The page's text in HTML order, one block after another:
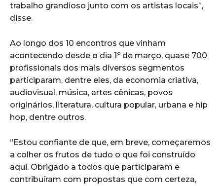
trabalho grandioso junto com os artistas locais”,
disse.
Ao longo dos 10 encontros que vinham
acontecendo desde o dia 1º de março, quase 700
profissionais dos mais diversos segmentos
participaram, dentre eles, da economia criativa,
audiovisual, música, artes cênicas, povos
originários, literatura, cultura popular, urbana e hip
hop, dentre outros.
“Estou confiante de que, em breve, começaremos
a colher os frutos de tudo o que foi construído
aqui. Obrigado a todos que participaram e
contribuíram com propostas que com certeza,